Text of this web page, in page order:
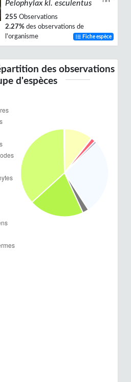
Pelophylax kl. esculentus
255 Observations
2.27% des observations de
l'organisme
Fiche espèce
des observations
d'espèces